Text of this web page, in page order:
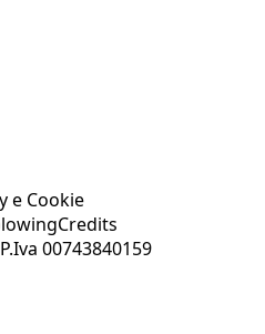
e Cookie
Credits
00743840159